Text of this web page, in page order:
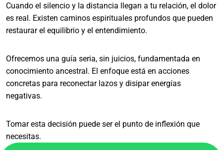
puede incluir limpiezas con ruda, baños de
florecimiento y orientación personal para
¿Qué no se debe esperar de
un trabajo espiritual?
instantáneos ni control absoluto sobre la
voluntad ajena. La efectividad depende de
Cuando el silencio y la distancia llegan a tu relación, el dolor
es real. Existen caminos espirituales profundos que pueden
restaurar el equilibrio y el entendimiento.
Ofrecemos una guía seria, sin juicios, fundamentada en
conocimiento ancestral. El enfoque está en acciones
concretas para reconectar lazos y disipar energías
negativas.
Tomar esta decisión puede ser el punto de inflexión que
necesitas.